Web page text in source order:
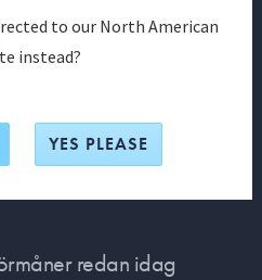
Jensen
redan idag
to our North American
instead?
YES PLEASE